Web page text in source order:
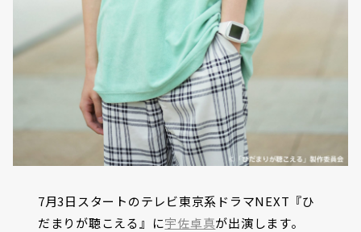
7月3日スタートのテレビ東京系ドラマNEXT『ひ
だまりが聴こえる』に宇佐卓真が出演します。